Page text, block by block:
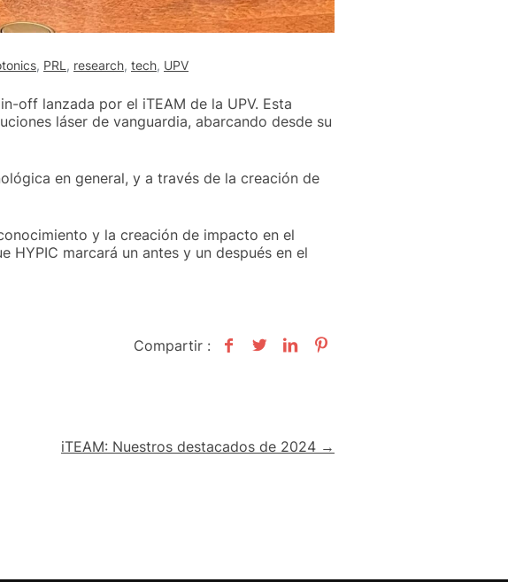
, PRL , research, tech, UPV
off lanzada por el iTEAM de la UPV. Esta
láser de vanguardia, abarcando desde su
en general, y a través de la creación de
y la creación de impacto en el
HYPIC marcará un antes y un después en el
Compartir :
iTEAM: Nuestros destacados de 2024 →